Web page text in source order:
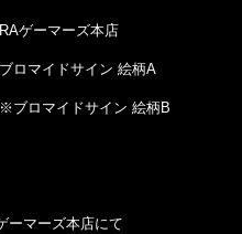
ゲーマーズ本店
ロマイドサイン 絵柄A
ブロマイドサイン 絵柄B
ーマーズ本店にて